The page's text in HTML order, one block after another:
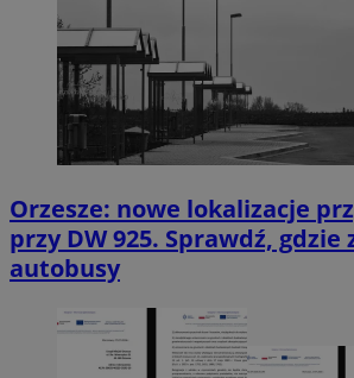
Orzesze: nowe lokalizacje
przy DW 925. Sprawdź,
autobusy